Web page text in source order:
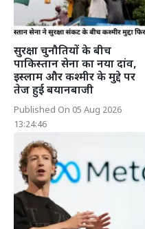
सुरक्षा चुनौतियों के बीच
पाकिस्तान सेना का नया दांव,
इस्लाम और कश्मीर के मुद्दे पर
तेज हुई बयानबाजी
Published On 05 Aug 2026
13:24:46